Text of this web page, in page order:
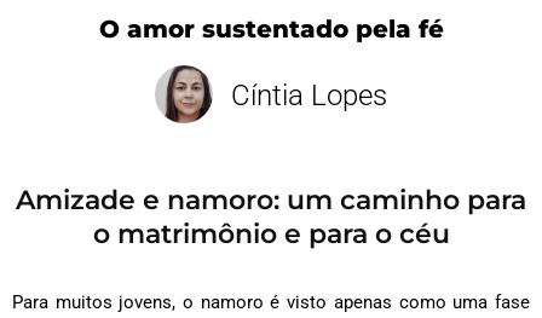
O amor sustentado pela fé
Cíntia Lopes
Amizade e namoro: um caminho para
o matrimônio e para o céu
Para muitos jovens, o namoro é visto apenas como uma fase